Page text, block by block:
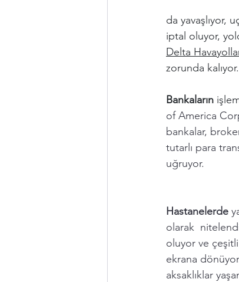
da yavaşlıyor,
iptal oluyor,
Delta
zorunda
Bankaların
of America
bankalar,
tutarlı para
uğruyor.
Hastanelerde
olarak
oluyor ve
ekrana
aksaklıklar